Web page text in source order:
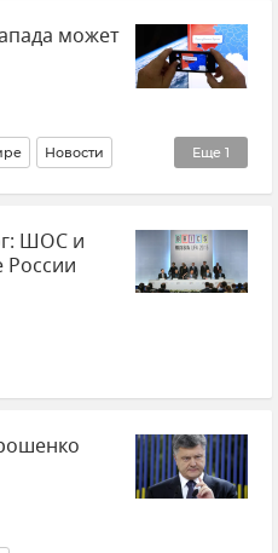
может
Еще 1
Новости
ШОС и
России